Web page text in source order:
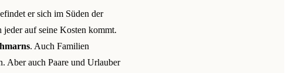
er sich im Süden der
auf seine Kosten kommt.
. Auch Familien
Aber auch Paare und Urlauber